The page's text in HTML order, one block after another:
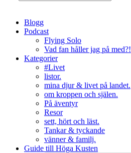
Blogg
Podcast
Flying Solo
Vad fan håller jag på med?!
Kategorier
#Livet
listor.
mina djur & livet på landet.
om kroppen och själen.
På äventyr
Resor
sett, hört och läst.
Tankar & tyckande
vänner & familj.
Guide till Höga Kusten